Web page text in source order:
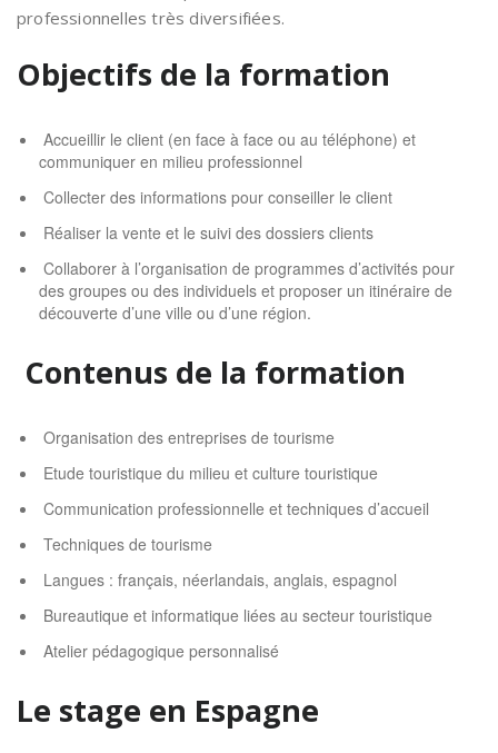
professionnelles très diversifiées.
Objectifs de la formation
Accueillir le client (en face à face ou au téléphone) et
communiquer en milieu professionnel
Collecter des informations pour conseiller le client
Réaliser la vente et le suivi des dossiers clients
Collaborer à l’organisation de programmes d’activités pour
des groupes ou des individuels et proposer un itinéraire de
découverte d’une ville ou d’une région.
Contenus de la formation
Organisation des entreprises de tourisme
Etude touristique du milieu et culture touristique
Communication professionnelle et techniques d’accueil
Techniques de tourisme
Langues : français, néerlandais, anglais, espagnol
Bureautique et informatique liées au secteur touristique
Atelier pédagogique personnalisé
Le stage en Espagne